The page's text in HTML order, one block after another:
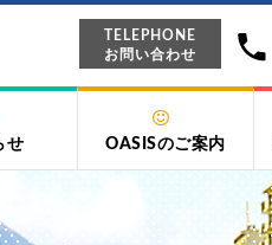
TELEPHONE
お問い合わせ
せ OASISのご案内